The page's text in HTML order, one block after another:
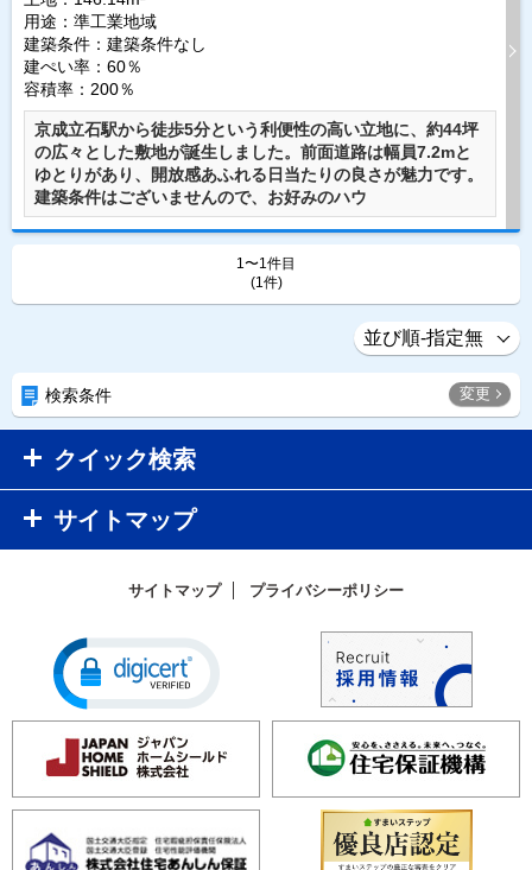
用途：準工業地域
建築条件： 建築条件なし
建ぺい率：60％
容積率：200％
京成立石駅から徒歩5分という利便性の高い立地に、約44坪
の広々とした敷地が誕生しました。前面道路は幅員7.2mと
ゆとりがあり、開放感あふれる日当たりの良さが魅力です。
建築条件はございませんので、お好みのハウ
1〜1件目
(1件)
検索条件 変更
クイック検索
サイトマップ
サイトマップ プライバシーポリシー